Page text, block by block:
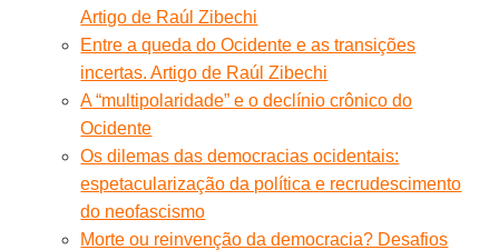
Artigo de Raúl Zibechi
Entre a queda do Ocidente e as transições
incertas. Artigo de Raúl Zibechi
A “multipolaridade” e o declínio crônico do
Ocidente
Os dilemas das democracias ocidentais:
espetacularização da política e recrudescimento
do neofascismo
Morte ou reinvenção da democracia? Desafios